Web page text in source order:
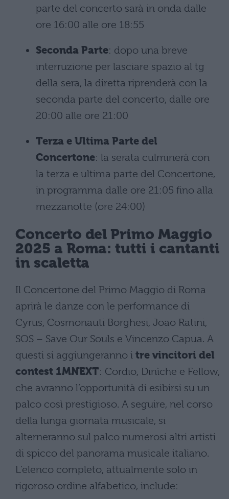
parte del concerto sarà in onda dalle
ore 16:00 alle ore 18:55
Seconda Parte: dopo una breve
interruzione per lasciare spazio al tg
della sera, la diretta riprenderà con la
seconda parte del concerto, dalle ore
20:00 alle ore 21:00
Terza e Ultima Parte del
Concertone: la serata culminerà con
la terza e ultima parte del Concertone,
in programma dalle ore 21:05 fino alla
mezzanotte (ore 24:00)
Concerto del Primo Maggio
2025 a Roma: tutti i cantanti
in scaletta
Il Concertone del Primo Maggio di Roma
aprirà le danze con le performance di
Cyrus, Cosmonauti Borghesi, Joao Ratini,
SOS – Save Our Souls e Vincenzo Capua. A
questi si aggiungeranno i tre vincitori del
contest 1MNEXT: Cordio, Dinìche e Fellow,
che avranno l’opportunità di esibirsi su un
palco così prestigioso. A seguire, nel corso
della lunga giornata musicale, si
alterneranno sul palco numerosi altri artisti
di spicco del panorama musicale italiano.
L’elenco completo, attualmente solo in
rigoroso ordine alfabetico, include: